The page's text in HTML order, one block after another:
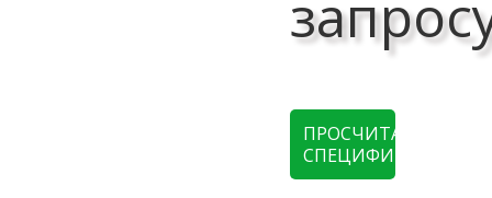
ПРОСЧИТАТЬ
СПЕЦИФИКАЦИЮ